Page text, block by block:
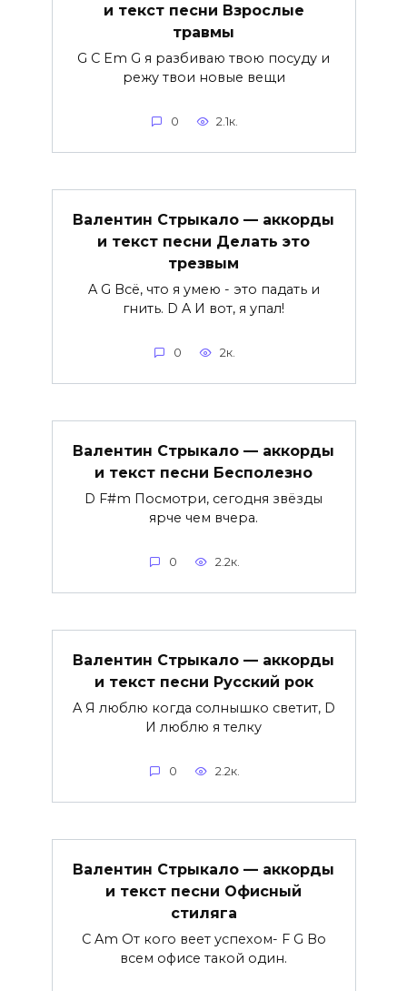
и текст песни Взрослые
травмы
G C Em G я разбиваю твою посуду и
режу твои новые вещи
0 2.1к.
Валентин Стрыкало — аккорды
и текст песни Делать это
трезвым
A G Всё, что я умею - это падать и
гнить. D A И вот, я упал!
0 2к.
Валентин Стрыкало — аккорды
и текст песни Бесполезно
D F#m Посмотри, сегодня звёзды
ярче чем вчера.
0 2.2к.
Валентин Стрыкало — аккорды
и текст песни Русский рок
A Я люблю когда солнышко светит, D
И люблю я телку
0 2.2к.
Валентин Стрыкало — аккорды
и текст песни Офисный
стиляга
C Am От кого веет успехом- F G Во
всем офисе такой один.